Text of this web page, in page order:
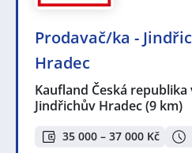
Prodavač/ka -
Hradec
Kaufland Česká
Jindřichův Hradec(9 km)
35 000 – 37 000 Kč